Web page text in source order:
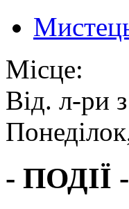
Місце:
Від. л-ри
- ПОДІЇ -